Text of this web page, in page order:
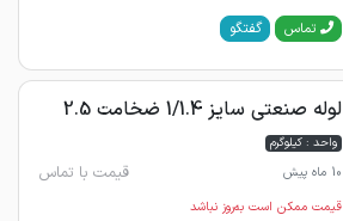
تماس گفتگو
لوله صنعتی سایز 1/1.4 ضخامت 2.5
واحد : کیلوگرم
10 ماه پیش
قیمت با تماس
قیمت ممکن است به‌روز نباشد